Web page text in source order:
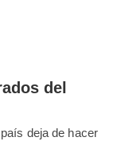
del
deja de hacer